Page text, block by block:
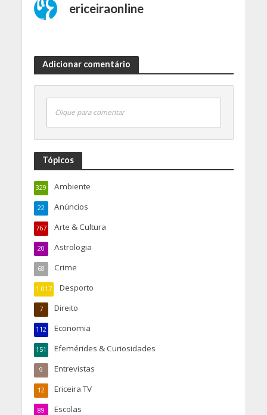
ericeiraonline
Adicionar comentário
Clique para comentar
Tópicos
Ambiente
329
Anúncios
22
Arte & Cultura
767
Astrologia
20
Crime
68
Desporto
1.017
Direito
7
Economia
112
Efemérides & Curiosidades
151
Entrevistas
9
Ericeira TV
12
Escolas
89